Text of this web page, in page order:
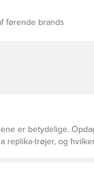
førende brands
er betydelige.
replika-trøjer, og